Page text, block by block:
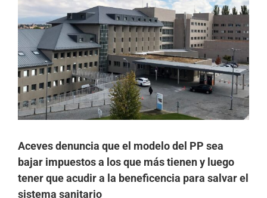
Aceves denuncia que el modelo del PP sea
bajar impuestos a los que más tienen y luego
tener que acudir a la beneficencia para salvar el
sistema sanitario